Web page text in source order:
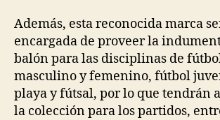
Además, esta reconocida marca
encargada de proveer la
balón para las disciplinas de
masculino y femenino, fútbol
playa y fútsal, por lo que tendrán
la colección para los partidos,